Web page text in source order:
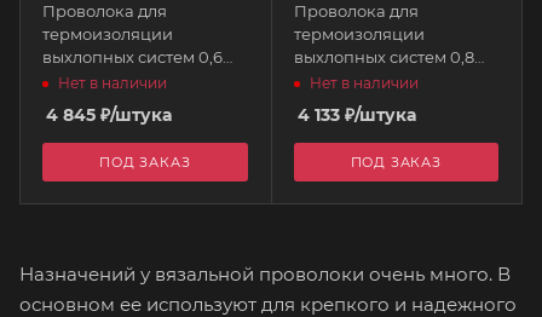
Проволока для
термоизоляции
выхлопных систем 0,6
мм 183 м, нержавеющая
сталь (304 Safety Wire,
.025) TECHFLEX
Нет в наличии
4 845 ₽/штука
ПОД ЗАКАЗ
Проволока для
термоизоляции
выхлопных систем 0,8
мм 183 м, нержавеющая
сталь (304 Safety Wire,
.032) TECHFLEX
Нет в наличии
4 133₽/штука
ПОД ЗАКАЗ
Назначений у вязальной проволоки очень много. В
основном ее используют для крепкого и надежного